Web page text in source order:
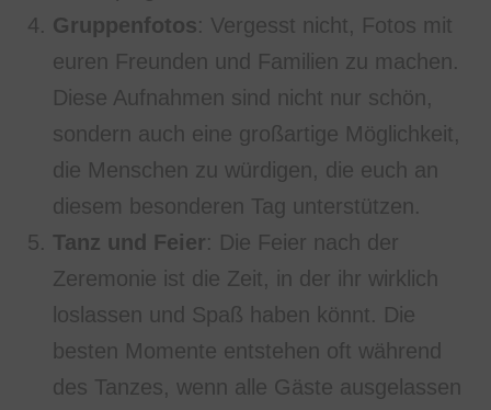
Gruppenfotos: Vergesst nicht, Fotos mit
euren Freunden und Familien zu machen.
Diese Aufnahmen sind nicht nur schön,
sondern auch eine großartige Möglichkeit,
die Menschen zu würdigen, die euch an
diesem besonderen Tag unterstützen.
Tanz und Feier: Die Feier nach der
Zeremonie ist die Zeit, in der ihr wirklich
loslassen und Spaß haben könnt. Die
besten Momente entstehen oft während
des Tanzes, wenn alle Gäste ausgelassen